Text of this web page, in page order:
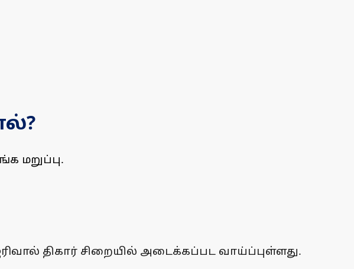
மறுப்பு.
திகார் சிறையில் அடைக்கப்பட வாய்ப்புள்ளது.